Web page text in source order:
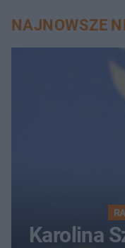
NAJNOWSZE
Karolina